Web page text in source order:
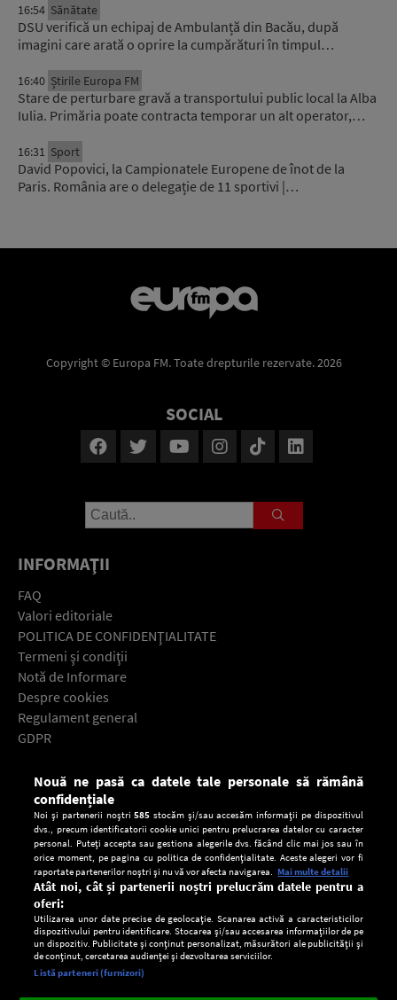
16:54 Sănătate
DSU verifică un echipaj de Ambulanță din Bacău, după
imagini care arată o oprire la cumpărături în timpul…
16:40 Știrile Europa FM
Stare de perturbare gravă a transportului public local la Alba
Iulia. Primăria poate contracta temporar un alt operator,…
16:31 Sport
David Popovici, la Campionatele Europene de înot de la
Paris. România are o delegație de 11 sportivi |…
Copyright © Europa FM. Toate drepturile rezervate. 2026
SOCIAL
INFORMAŢII
FAQ
Valori editoriale
POLITICA DE CONFIDENŢIALITATE
Termeni şi condiţii
Notă de Informare
Despre cookies
Regulament general
GDPR
Descarcă gratuit aplicaţia Europa FM pentru smartphone:
Setări:
Nouă ne pasă ca datele tale personale să rămână
confidențiale
Noi și partenerii noștri585 stocăm și/sau accesăm informații pe dispozitivul
dvs., precum identificatorii cookie unici pentru prelucrarea datelor cu caracter
personal. Puteți accepta sau gestiona alegerile dvs. făcând clic mai jos sau în
orice moment, pe pagina cu politica de confidențialitate. Aceste alegeri vor fi
raportate partenerilor noștri și nu vă vor afecta navigarea. Mai multe detalii
Atât noi, cât și partenerii noștri prelucrăm datele pentru a
oferi:
Utilizarea unor date precise de geolocație. Scanarea activă a caracteristicilor
dispozitivului pentru identificare. Stocarea și/sau accesarea informațiilor de pe
un dispozitiv. Publicitate și conținut personalizat, măsurători ale publicității și
de conținut, cercetarea audienței și dezvoltarea serviciilor.
Listă parteneri (furnizori)